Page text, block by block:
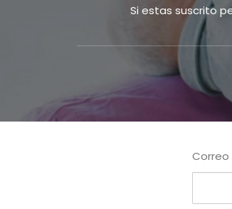
Si estas suscrito